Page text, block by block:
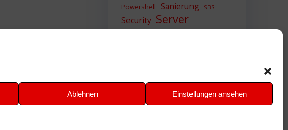
Ablehnen Einstellungen ansehen
Powershell Sanierung SBS
Security Server
Sicherheit SIEM
VMWare VPN WAZUH
Windows Zertifikat